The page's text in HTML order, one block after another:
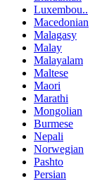
Luxembou..
Macedonian
Malagasy
Malay
Malayalam
Maltese
Maori
Marathi
Mongolian
Burmese
Nepali
Norwegian
Pashto
Persian